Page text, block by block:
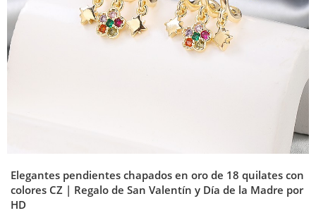
Elegantes pendientes chapados en oro de 18 quilates con
colores CZ | Regalo de San Valentín y Día de la Madre por
HD